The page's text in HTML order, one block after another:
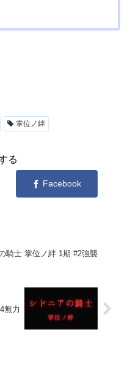
掌位ノ絆
る
Facebook
騎士 掌位ノ絆 1期 #2強襲
無力